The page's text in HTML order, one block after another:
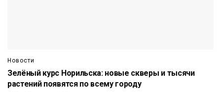
Новости
Зелёный курс Норильска: новые скверы и тысячи
растений появятся по всему городу